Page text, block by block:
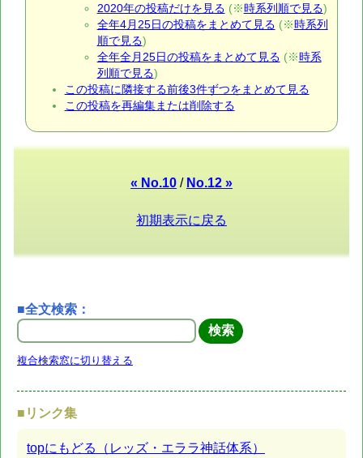
2020年の投稿だけを見る (※時系列順で見る)
全年4月25日の投稿をまとめて見る (※時系列
順で見る)
全年全月25日の投稿をまとめて見る (※時系
列順で見る)
この投稿に隣接する前後3件ずつをまとめて見る
この投稿を再編集または削除する
« No.10 / No.12 »
初期表示に戻る
■全文検索：
複合検索窓に切り替える
■リンク集
topにもどる（レッズ・エララ神話体系）